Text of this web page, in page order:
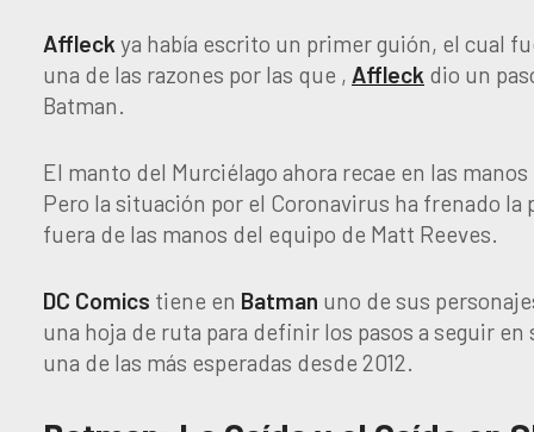
Affleck ya había escrito un primer guión, el cual
una de las razones por las que , Affleck dio un
Batman.
El manto del Murciélago ahora recae en las
Pero la situación por el Coronavirus ha frenado
fuera de las manos del equipo de Matt Reeves.
DC Comics tiene en Batman uno de sus
una hoja de ruta para definir los pasos a seguir
una de las más esperadas desde 2012.